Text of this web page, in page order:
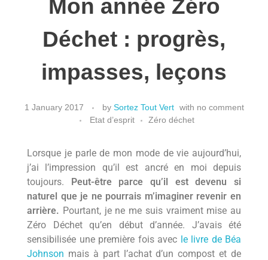
Ma Tiny House – Petite maison, grande aventure
Permaculture – Le manuel pour un jardin vivant et
productif.
Zéro Déchet – Le manuel d’écologie quotidienne
A PROPOS
Zéro déchet
DIY/entretien
Hygiène
Entretien
Agir au quotidien
Evenements/fêtes
Etat d’esprit
Consomm’agir
Mode
Actualité
INSPIR’ACTION
Documentaires
Livres
MOOD
Mon année Zéro
Déchet : progrès,
impasses, leçons
1 January 2017 by Sortez Tout Vert with no comment
Etat d’esprit
Zéro déchet
Lorsque je parle de mon mode de vie aujourd’hui,
j’ai l’impression qu’il est ancré en moi depuis
toujours. Peut-être parce qu’il est devenu si
naturel que je ne pourrais m’imaginer revenir en
arrière. Pourtant, je ne me suis vraiment mise au
Zéro Déchet qu’en début d’année. J’avais été
sensibilisée une première fois avec le livre de Béa
Johnson mais à part l’achat d’un compost et de